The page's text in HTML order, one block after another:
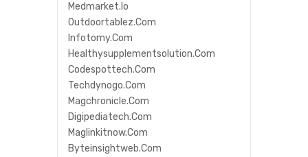
Medmarket.io
Outdoortablez.com
Infotomy.com
Healthysupplementsolution.com
Codespottech.com
Techdynogo.com
Magchronicle.com
Digipediatech.com
Maglinkitnow.com
Byteinsightweb.com